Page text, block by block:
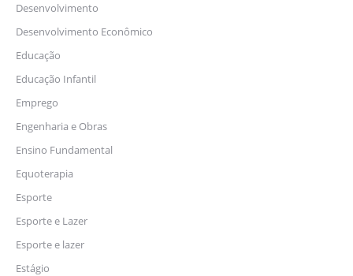
Desenvolvimento
Desenvolvimento Econômico
Educação
Educação Infantil
Emprego
Engenharia e Obras
Ensino Fundamental
Equoterapia
Esporte
Esporte e Lazer
Esporte e lazer
Estágio